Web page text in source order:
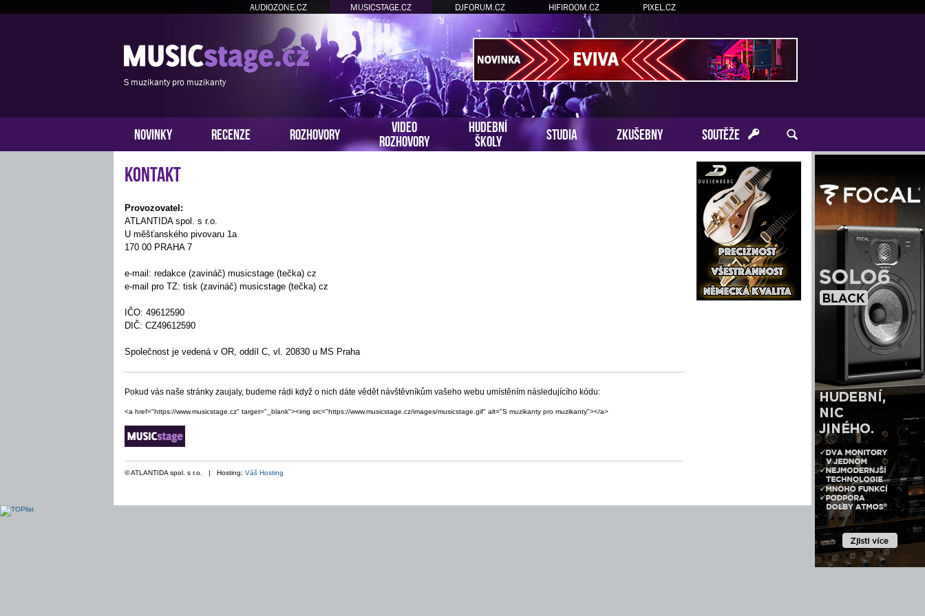
AUDIOZONE.CZ MUSICSTAGE.CZ DJFORUM.CZ HIFIROOM.CZ PIXEL.CZ
S muzikanty pro muzikanty
NOVINKY RECENZE ROZHOVORY
VIDEO
ROZHOVORY
HUDEBNÍ
ŠKOLY
STUDIA ZKUŠEBNY SOUTĚŽE
Kontakt
Provozovatel:
ATLANTIDA spol. s r.o.
U měšťanského pivovaru 1a
170 00 PRAHA 7
e-mail: redakce (zavináč) musicstage (tečka) cz
e-mail pro TZ: tisk (zavináč) musicstage (tečka) cz
IČO: 49612590
DIČ: CZ49612590
Společnost je vedená v OR, oddíl C, vl. 20830 u MS Praha
Pokud vás naše stránky zaujaly, budeme rádi když o nich dáte vědět návštěvníkům vašeho webu umístěním následujícího kódu:
<a href="https://www.musicstage.cz" target="_blank"><img src="https://www.musicstage.cz/images/musicstage.gif" alt="S muzikanty pro muzikanty"></a>
© ATLANTIDA spol. s r.o. | Hosting: Váš Hosting